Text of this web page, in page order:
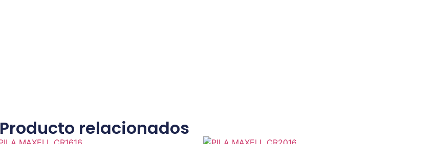
Producto relacionados